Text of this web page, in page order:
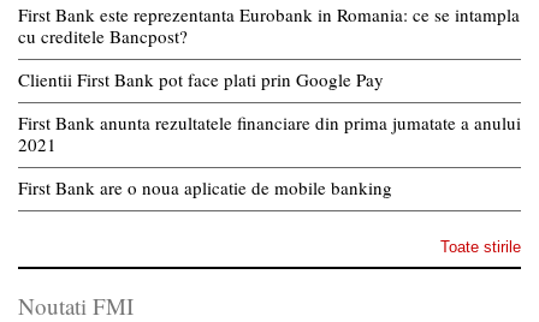
First Bank este reprezentanta Eurobank in Romania: ce se intampla
cu creditele Bancpost?
Clientii First Bank pot face plati prin Google Pay
First Bank anunta rezultatele financiare din prima jumatate a anului
2021
First Bank are o noua aplicatie de mobile banking
Toate stirile
Noutati FMI